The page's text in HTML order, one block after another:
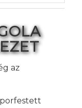
az